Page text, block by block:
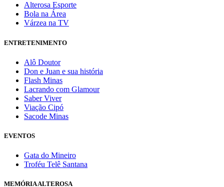
Alterosa Esporte
Bola na Área
Várzea na TV
ENTRETENIMENTO
Alô Doutor
Don e Juan e sua história
Flash Minas
Lacrando com Glamour
Saber Viver
Viação Cipó
Sacode Minas
EVENTOS
Gata do Mineiro
Troféu Telê Santana
MEMÓRIA ALTEROSA